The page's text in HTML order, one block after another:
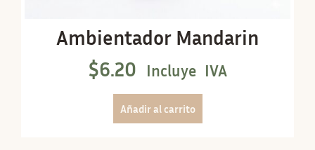
Ambientador Mandarin
$6.20 Incluye IVA
Añadir al carrito